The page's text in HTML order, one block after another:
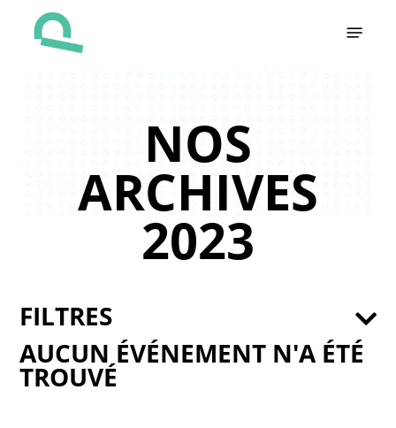
NOS
ARCHIVES
2023
AUCUN ÉVÉNEMENT N'A ÉTÉ
TROUVÉ
FILTRES